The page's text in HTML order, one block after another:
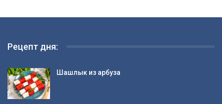
Рецепт дня:
Шашлык из арбуза